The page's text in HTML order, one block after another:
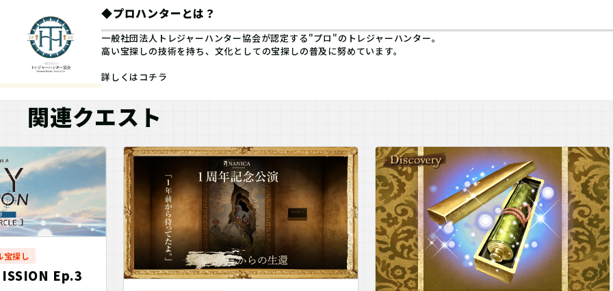
◆プロハンターとは？
一般社団法人トレジャーハンター協会が認定する"プロ"のトレジャーハンター。
高い宝探しの技術を持ち、文化としての宝探しの普及に努めています。
詳しくは コチラ
関連クエスト
宝探し
Ep.3